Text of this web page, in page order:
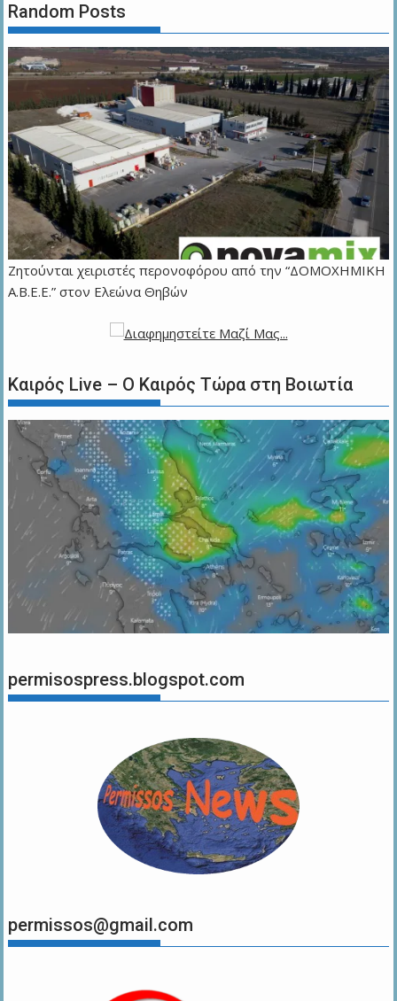
Random Posts
Ζητούνται χειριστές περονοφόρου από την “ΔΟΜΟΧΗΜΙΚΗ
Α.Β.Ε.Ε.” στον Ελεώνα Θηβών
Καιρός Live – Ο Καιρός Τώρα στη Βοιωτία
permisospress.blogspot.com
permissos@gmail.com